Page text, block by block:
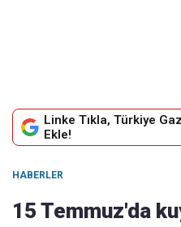
Linke Tıkla, Türkiye
Ekle!
HABERLER
15 Temmuz'da